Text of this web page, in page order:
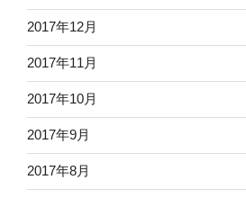
2017年12月
2017年11月
2017年10月
2017年9月
2017年8月